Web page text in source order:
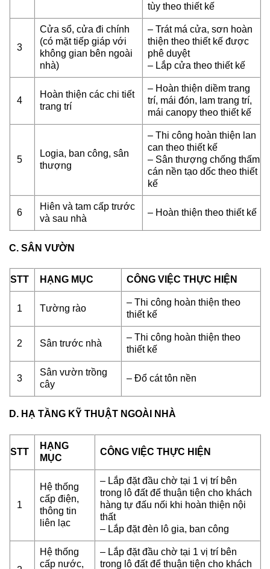
tùy theo thiết kế
3
Cửa sổ, cửa đi chính
(có mặt tiếp giáp với
không gian bên ngoài
nhà)
– Trát má cửa, sơn hoàn
thiện theo thiết kế được
phê duyệt
– Lắp cửa theo thiết kế
4
Hoàn thiện các chi tiết
trang trí
– Hoàn thiện diềm trang
trí, mái đón, lam trang trí,
mái canopy theo thiết kế
5
Logia, ban công, sân
thượng
– Thi công hoàn thiện lan
can theo thiết kế
– Sân thượng chống thấm
cán nền tạo dốc theo thiết
kế
6
Hiên và tam cấp trước
và sau nhà
– Hoàn thiện theo thiết kế
C. SÂN VƯỜN
STT HẠNG MỤC CÔNG VIỆC THỰC HIỆN
1 Tường rào
– Thi công hoàn thiện theo
thiết kế
2 Sân trước nhà
– Thi công hoàn thiện theo
thiết kế
3
Sân vườn trồng
cây
– Đổ cát tôn nền
D. HẠ TẦNG KỸ THUẬT NGOÀI NHÀ
STT
HẠNG
MỤC
CÔNG VIỆC THỰC HIỆN
1
Hệ thống
cấp điện,
thông tin
liên lạc
– Lắp đặt đầu chờ tại 1 vị trí bên
trong lô đất để thuận tiện cho khách
hàng tự đấu nối khi hoàn thiện nội
thất
– Lắp đặt đèn lô gia, ban công
Hệ thống
cấp nước,
– Lắp đặt đầu chờ tại 1 vị trí bên
trong lô đất để thuận tiện cho khách